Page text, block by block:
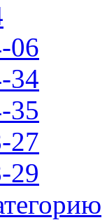
06
34
35
27
29